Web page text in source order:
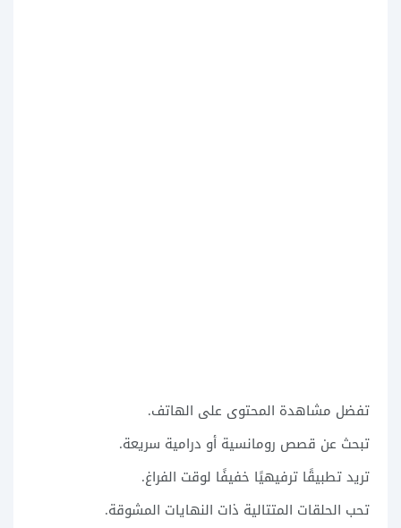
تفضل مشاهدة المحتوى على الهاتف.
تبحث عن قصص رومانسية أو درامية سريعة.
تريد تطبيقًا ترفيهيًا خفيفًا لوقت الفراغ.
تحب الحلقات المتتالية ذات النهايات المشوقة.